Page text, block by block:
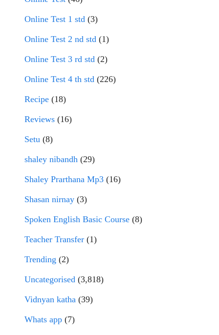
Online Test 1 std (3)
Online Test 2 nd std (1)
Online Test 3 rd std (2)
Online Test 4 th std (226)
Recipe (18)
Reviews (16)
Setu (8)
shaley nibandh (29)
Shaley Prarthana Mp3 (16)
Shasan nirnay (3)
Spoken English Basic Course (8)
Teacher Transfer (1)
Trending (2)
Uncategorised (3,818)
Vidnyan katha (39)
Whats app (7)